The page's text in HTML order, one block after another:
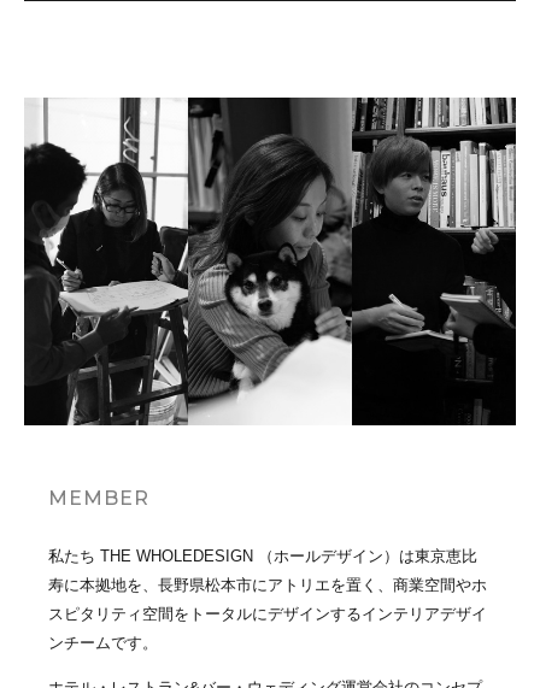
MEMBER
私たち THE WHOLEDESIGN （ホールデザイン）は東京恵比
寿に本拠地を、長野県松本市にアトリエを置く、商業空間やホ
スピタリティ空間をトータルにデザインするインテリアデザイ
ンチームです。